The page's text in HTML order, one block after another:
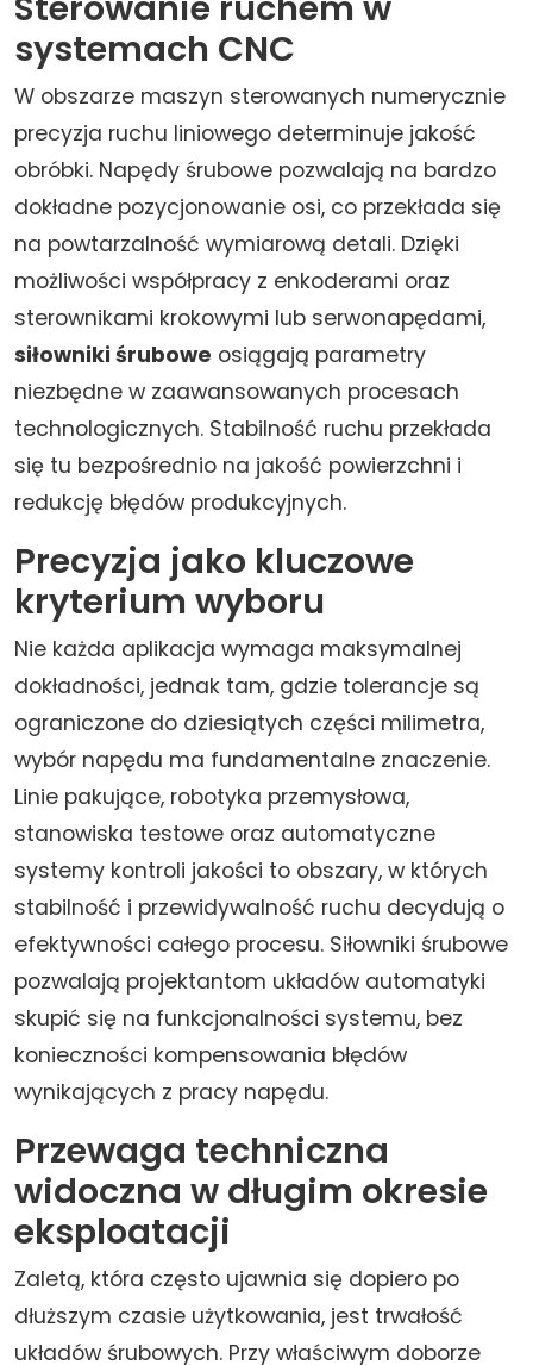
systemach CNC
W obszarze maszyn sterowanych numerycznie
precyzja ruchu liniowego determinuje jakość
obróbki. Napędy śrubowe pozwalają na bardzo
dokładne pozycjonowanie osi, co przekłada się
na powtarzalność wymiarową detali. Dzięki
możliwości współpracy z enkoderami oraz
sterownikami krokowymi lub serwonapędami,
siłowniki śrubowe osiągają parametry
niezbędne w zaawansowanych procesach
technologicznych. Stabilność ruchu przekłada
się tu bezpośrednio na jakość powierzchni i
redukcję błędów produkcyjnych.
Precyzja jako kluczowe
kryterium wyboru
Nie każda aplikacja wymaga maksymalnej
dokładności, jednak tam, gdzie tolerancje są
ograniczone do dziesiątych części milimetra,
wybór napędu ma fundamentalne znaczenie.
Linie pakujące, robotyka przemysłowa,
stanowiska testowe oraz automatyczne
systemy kontroli jakości to obszary, w których
stabilność i przewidywalność ruchu decydują o
efektywności całego procesu. Siłowniki śrubowe
pozwalają projektantom układów automatyki
skupić się na funkcjonalności systemu, bez
konieczności kompensowania błędów
wynikających z pracy napędu.
Przewaga techniczna
widoczna w długim okresie
eksploatacji
Zaletą, która często ujawnia się dopiero po
dłuższym czasie użytkowania, jest trwałość
układów śrubowych. Przy właściwym doborze